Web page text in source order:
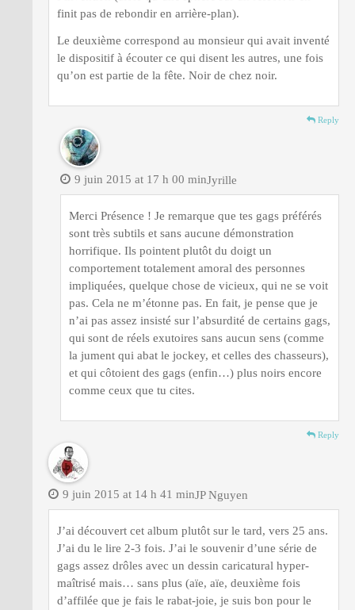
finit pas de rebondir en arrière-plan).
Le deuxième correspond au monsieur qui avait inventé
le dispositif à écouter ce qui disent les autres, une fois
qu’on est partie de la fête. Noir de chez noir.
Reply
Jyrille
9 juin 2015 at 17 h 00 min
Merci Présence ! Je remarque que tes gags préférés
sont très subtils et sans aucune démonstration
horrifique. Ils pointent plutôt du doigt un
comportement totalement amoral des personnes
impliquées, quelque chose de vicieux, qui ne se voit
pas. Cela ne m’étonne pas. En fait, je pense que je
n’ai pas assez insisté sur l’absurdité de certains gags,
qui sont de réels exutoires sans aucun sens (comme
la jument qui abat le jockey, et celles des chasseurs),
et qui côtoient des gags (enfin…) plus noirs encore
comme ceux que tu cites.
Reply
JP Nguyen
9 juin 2015 at 14 h 41 min
J’ai découvert cet album plutôt sur le tard, vers 25 ans.
J’ai du le lire 2-3 fois. J’ai le souvenir d’une série de
gags assez drôles avec un dessin caricatural hyper-
maîtrisé mais… sans plus (aïe, aïe, deuxième fois
d’affilée que je fais le rabat-joie, je suis bon pour le